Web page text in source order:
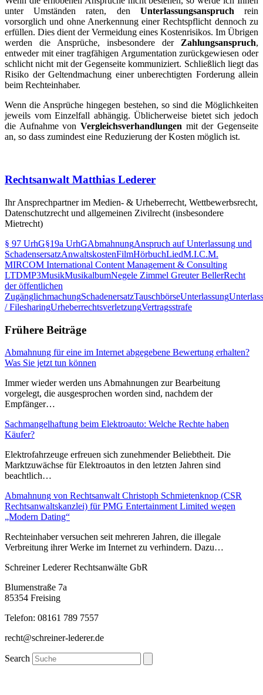
unter Umständen raten, den Unterlassungsanspruchrein
vorsorglich und ohne Anerkennung einer Rechtspflicht dennoch zu
erfüllen. Dies dient der Vermeidung eines Kostenrisikos. Im Übrigen
werden die Ansprüche, insbesondere der Zahlungsanspruch,
entweder mit einer tragfähigen Argumentation zurückgewiesen oder
schlicht nicht mit der Gegenseite kommuniziert. Schließlich liegt das
Risiko der Geltendmachung einer unberechtigten Forderung allein
beim Rechteinhaber.
Wenn die Ansprüche hingegen bestehen, so sind die Möglichkeiten
jeweils vom Einzelfall abhängig. Üblicherweise bietet sich jedoch
die Aufnahme von Vergleichsverhandlungen mit der Gegenseite
an, so dass zumindest eine Reduzierung der Kosten möglich ist.
Rechtsanwalt Matthias Lederer
Ihr Ansprechpartner im Medien- & Urheberrecht, Wettbewerbsrecht,
Datenschutzrecht und allgemeinen Zivilrecht (insbesondere
Mietrecht)
§ 97 UrhG§19a UrhGAbmahnungAnspruch auf Unterlassung und
SchadensersatzAnwaltskostenFilmHörbuchLiedM.I.C.M.
MIRCOM International Content Management & Consulting
LTDMP3MusikMusikalbumNegele Zimmel Greuter BellerRecht
der öffentlichen
ZugänglichmachungSchadenersatzTauschbörseUnterlassung
/ FilesharingUrheberrechtsverletzungVertragsstrafe
Frühere Beiträge
Abmahnung für eine im Internet abgegebene Bewertung erhalten?
Was Sie jetzt tun können
Immer wieder werden uns Abmahnungen zur Bearbeitung
vorgelegt, die ausgesprochen worden sind, nachdem der
Empfänger…
Sachmangelhaftung beim Elektroauto: Welche Rechte haben
Käufer?
Elektrofahrzeuge erfreuen sich zunehmender Beliebtheit. Die
Marktzuwächse für Elektroautos in den letzten Jahren sind
beachtlich…
Abmahnung von Rechtsanwalt Christoph Schmietenknop (CSR
Rechtsanwaltskanzlei) für PMG Entertainment Limited wegen
„Modern Dating“
Rechteinhaber versuchen seit mehreren Jahren, die illegale
Verbreitung ihrer Werke im Internet zu verhindern. Dazu…
Schreiner Lederer Rechtsanwälte GbR
Blumenstraße 7a
85354 Freising
Telefon: 08161 789 7557
recht@schreiner-lederer.de
Search